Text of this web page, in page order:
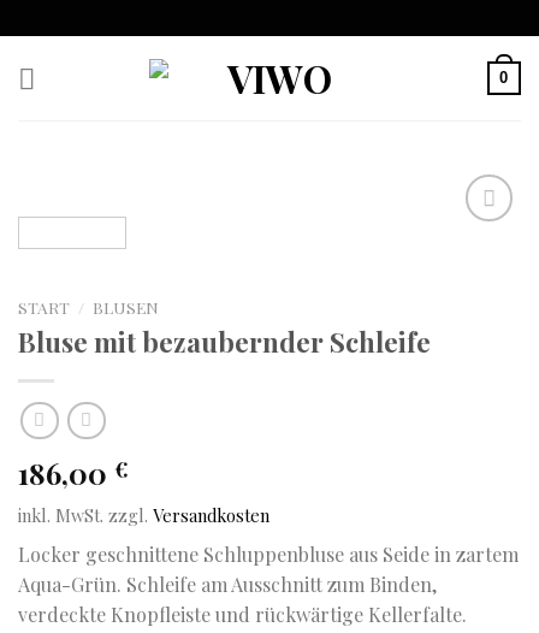
to
content
0
START / BLUSEN
Bluse mit bezaubernder Schleife
186,00 €
inkl. MwSt. zzgl. Versandkosten
Locker geschnittene Schluppenbluse aus Seide in zartem
Aqua-Grün. Schleife am Ausschnitt zum Binden,
verdeckte Knopfleiste und rückwärtige Kellerfalte.